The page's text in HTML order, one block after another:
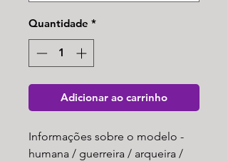
Quantidade *
Adicionar ao carrinho
Informações sobre o modelo -
humana / guerreira / arqueira /